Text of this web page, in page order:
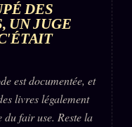
DES
UN JUGE
est documentée, et
livres légalement
du fair use. Reste la